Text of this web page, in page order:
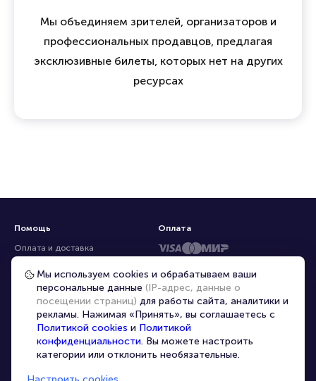
Мы объединяем зрителей, организаторов и
профессиональных продавцов, предлагая
эксклюзивные билеты, которых нет на других
ресурсах
Помощь
Оплата и доставка
Частые вопросы
Перепродажа билетов
Организаторам
Корпоративным клиентам
VIP-билеты
Оплата
Мы используем cookies и обрабатываем ваши
персональные данные (IP-адрес, данные о
посещении страниц) для работы сайта, аналитики и
рекламы. Нажимая «Принять», вы соглашаетесь с
Политикой cookies и Политикой
конфиденциальности. Вы можете настроить
категории или отклонить необязательные.